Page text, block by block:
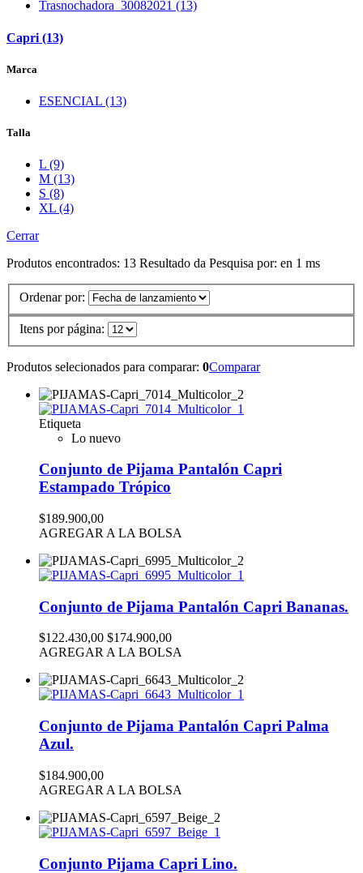
Trasnochadora_30082021 (13)
Capri (13)
Marca
ESENCIAL (13)
Talla
L (9)
M (13)
S (8)
XL (4)
Cerrar
Produtos encontrados: 13 Resultado da Pesquisa por: en 1 ms
Ordenar por:
Itens por página:
Produtos selecionados para comparar: 0Comparar
Etiqueta
Lo nuevo
Conjunto de Pijama Pantalón Capri
Estampado Trópico
$189.900,00
AGREGAR A LA BOLSA
Conjunto de Pijama Pantalón Capri Bananas.
$122.430,00 $174.900,00
AGREGAR A LA BOLSA
Conjunto de Pijama Pantalón Capri Palma
Azul.
$184.900,00
AGREGAR A LA BOLSA
Conjunto Pijama Capri Lino.